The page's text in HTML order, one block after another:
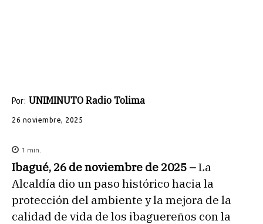
Por: UNIMINUTO Radio Tolima
26 noviembre, 2025
1 min.
Ibagué, 26 de noviembre de 2025 –La
Alcaldía dio un paso histórico hacia la
protección del ambiente y la mejora de la
calidad de vida de los ibaguereños con la